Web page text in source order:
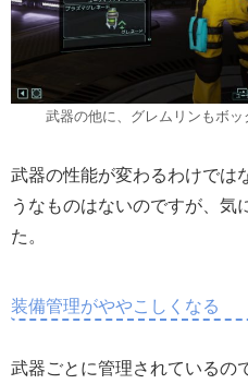
武器の他に、グレムリンもボ
武器の性能が変わるわけでは
うなものはないのですが、気
た。
装備管理がややこしくなる
武器ごとに管理されているの